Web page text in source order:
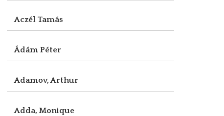
Aczél Tamás
Ádám Péter
Adamov, Arthur
Adda, Monique